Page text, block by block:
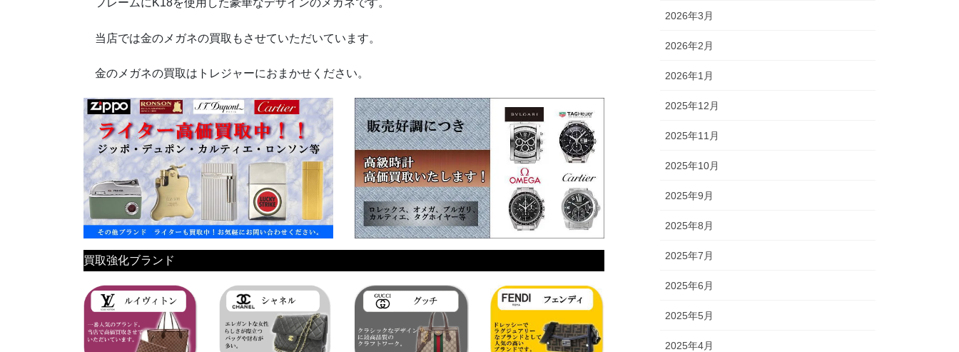
フレームにK18を使用した豪華なデザインのメガネです。
当店では金のメガネの買取もさせていただいています。
金のメガネの買取はトレジャーにおまかせください。
買取強化ブランド
2026年3月
2026年2月
2026年1月
2025年12月
2025年11月
2025年10月
2025年9月
2025年8月
2025年7月
2025年6月
2025年5月
2025年4月